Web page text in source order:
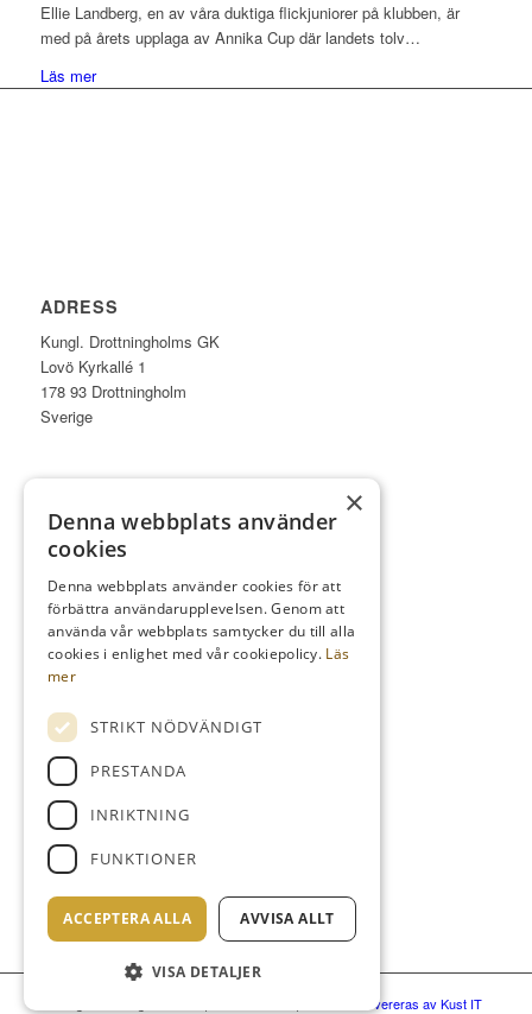
Ellie Landberg, en av våra duktiga flickjuniorer på klubben, är
med på årets upplaga av Annika Cup där landets tolv…
Läs mer
ADRESS
Kungl. Drottningholms GK
Lovö Kyrkallé 1
178 93 Drottningholm
Sverige
TELEFON
Kansli 08-759 03 11
Reception08-759 00 85
Restaurang08-759 07 50
MAIL
info@kdrgk.se
reception@kdrgk.se
lovobistro@kdrgk.se
Hemsidan levereras av Kust IT
×
Denna webbplats använder
cookies
Denna webbplats använder cookies för att
förbättra användarupplevelsen. Genom att
använda vår webbplats samtycker du till alla
cookies i enlighet med vår cookiepolicy. Läs
mer
STRIKT NÖDVÄNDIGT
PRESTANDA
INRIKTNING
FUNKTIONER
ACCEPTERA ALLA AVVISA ALLT
VISA DETALJER